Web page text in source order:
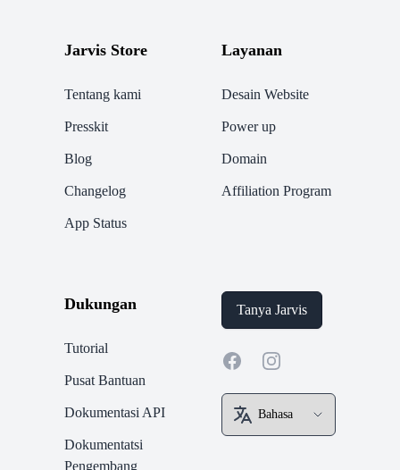
Jarvis Store
Tentang kami
Presskit
Blog
Changelog
App Status
Layanan
Desain Website
Power up
Domain
Affiliation Program
Dukungan
Tutorial
Pusat Bantuan
Dokumentasi API
Dokumentatsi
Pengembang
Tanya Jarvis
FacebookInstagram